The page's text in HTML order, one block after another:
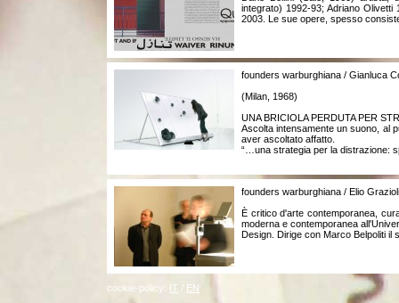
integrato) 1992-93; Adriano
2003. Le sue opere, spesso
founders warburghiana / Gianluca
(Milan, 1968)
UNA BRICIOLA PERDUTA PER
Ascolta intensamente un suono, al
aver ascoltato affatto.
“…una strategia per la distrazione:
founders warburghiana / Elio Grazioli
È critico d'arte contemporanea,
moderna e contemporanea
Design. Dirige con Marco Belpoliti il
cookie-policy: IT / EN